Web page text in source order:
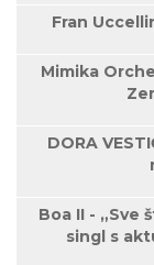
Fran
Mimika
DORA
Boa II - „Sve
singl s